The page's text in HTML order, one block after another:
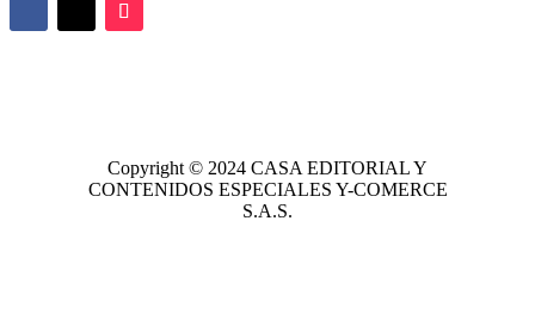
Copyright © 2024 CASA EDITORIALY
CONTENIDOS ESPECIALES Y-COMERCE
S.A.S.